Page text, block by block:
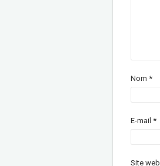
Nom *
E-mail *
Site web